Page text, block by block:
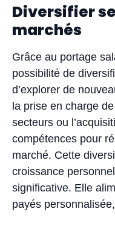
Diversifier
marchés
Grâce au portage
possibilité de
d’explorer de
la prise en charge
secteurs ou
compétences pour
marché. Cette
croissance
significative. Elle
payés